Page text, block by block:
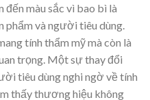
màu sắc vì bao bì là
và người tiêu dùng.
tính thẩm mỹ mà còn là
trọng. Một sự thay đổi
tiêu dùng nghi ngờ về tính
thấy thương hiệu không